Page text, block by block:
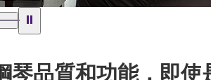
品質和功能，即